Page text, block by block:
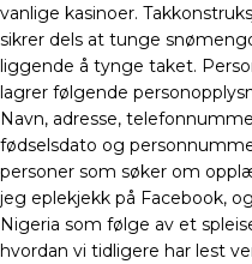
vanlige kasinoer.
sikrer dels at tunge
liggende å tynge taket.
lagrer følgende
Navn, adresse,
fødselsdato og
personer som søker om
jeg eplekjekk på Facebook,
Nigeria som følge av et
hvordan vi tidligere har lest